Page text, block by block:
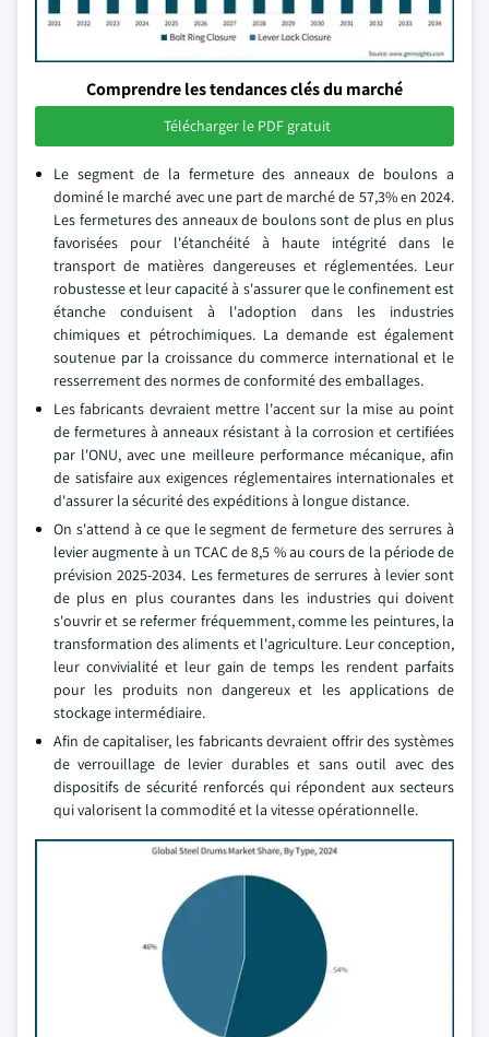
Comprendre les tendances clés du marché
Télécharger le PDF gratuit
Le segment de la fermeture des anneaux de boulons a
dominé le marché avec une part de marché de 57,3% en 2024.
Les fermetures des anneaux de boulons sont de plus en plus
favorisées pour l'étanchéité à haute intégrité dans le
transport de matières dangereuses et réglementées. Leur
robustesse et leur capacité à s'assurer que le confinement est
étanche conduisent à l'adoption dans les industries
chimiques et pétrochimiques. La demande est également
soutenue par la croissance du commerce international et le
resserrement des normes de conformité des emballages.
Les fabricants devraient mettre l'accent sur la mise au point
de fermetures à anneaux résistant à la corrosion et certifiées
par l'ONU, avec une meilleure performance mécanique, afin
de satisfaire aux exigences réglementaires internationales et
d'assurer la sécurité des expéditions à longue distance.
On s'attend à ce que le segment de fermeture des serrures à
levier augmente à un TCAC de 8,5 % au cours de la période de
prévision 2025-2034. Les fermetures de serrures à levier sont
de plus en plus courantes dans les industries qui doivent
s'ouvrir et se refermer fréquemment, comme les peintures, la
transformation des aliments et l'agriculture. Leur conception,
leur convivialité et leur gain de temps les rendent parfaits
pour les produits non dangereux et les applications de
stockage intermédiaire.
Afin de capitaliser, les fabricants devraient offrir des systèmes
de verrouillage de levier durables et sans outil avec des
dispositifs de sécurité renforcés qui répondent aux secteurs
qui valorisent la commodité et la vitesse opérationnelle.